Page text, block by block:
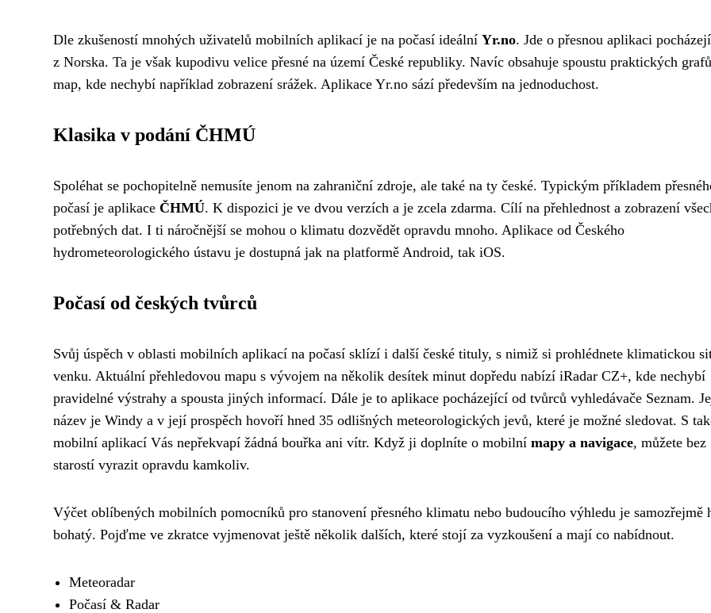
Dle zkušeností mnohých uživatelů mobilních aplikací je na počasí ideální Yr.no. Jde o přesnou aplikaci
z Norska. Ta je však kupodivu velice přesné na území České republiky. Navíc obsahuje spoustu praktických
map, kde nechybí například zobrazení srážek. Aplikace Yr.no sází především na jednoduchost.
Klasika v podání ČHMÚ
Spoléhat se pochopitelně nemusíte jenom na zahraniční zdroje, ale také na ty české. Typickým příkladem
počasí je aplikace ČHMÚ. K dispozici je ve dvou verzích a je zcela zdarma. Cílí na přehlednost a zobrazení
potřebných dat. I ti náročnější se mohou o klimatu dozvědět opravdu mnoho. Aplikace od Českého
hydrometeorologického ústavu je dostupná jak na platformě Android, tak iOS.
Počasí od českých tvůrců
Svůj úspěch v oblasti mobilních aplikací na počasí sklízí i další české tituly, s nimiž si prohlédnete klimatickou
venku. Aktuální přehledovou mapu s vývojem na několik desítek minut dopředu nabízí iRadar CZ+, kde nechybí
pravidelné výstrahy a spousta jiných informací. Dále je to aplikace pocházející od tvůrců vyhledávače Seznam.
název je Windy a v její prospěch hovoří hned 35 odlišných meteorologických jevů, které je možné sledovat. S
mobilní aplikací Vás nepřekvapí žádná bouřka ani vítr. Když ji doplníte o mobilní mapy a navigace, můžete bez
starostí vyrazit opravdu kamkoliv.
Výčet oblíbených mobilních pomocníků pro stanovení přesného klimatu nebo budoucího výhledu je samozřejmě
bohatý. Pojďme ve zkratce vyjmenovat ještě několik dalších, které stojí za vyzkoušení a mají co nabídnout.
Meteoradar
Počasí & Radar